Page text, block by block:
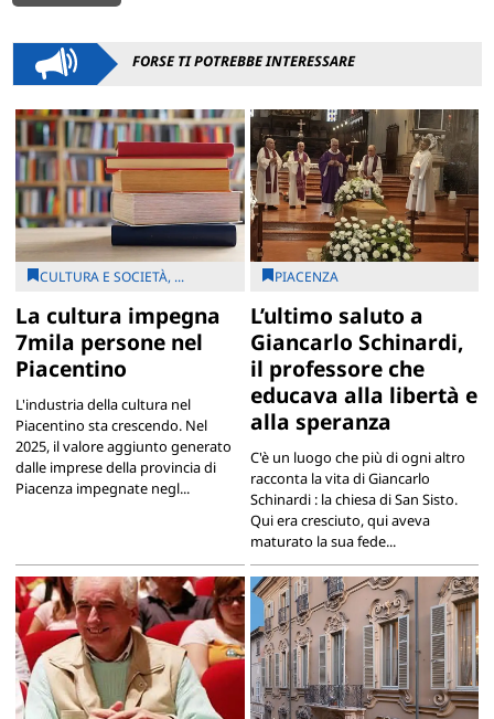
FORSE TI POTREBBE INTERESSARE
CULTURA E SOCIETÀ, ...
La cultura impegna
7mila persone nel
Piacentino
L'industria della cultura nel
Piacentino sta crescendo. Nel
2025, il valore aggiunto generato
dalle imprese della provincia di
Piacenza impegnate negl...
PIACENZA
L’ultimo saluto a
Giancarlo Schinardi,
il professore che
educava alla libertà e
alla speranza
C'è un luogo che più di ogni altro
racconta la vita di Giancarlo
Schinardi : la chiesa di San Sisto.
Qui era cresciuto, qui aveva
maturato la sua fede...